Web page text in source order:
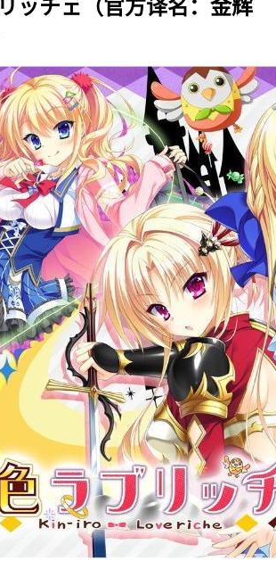
ッチェ（官方译名：金辉